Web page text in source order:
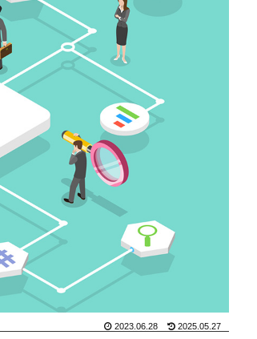
2023.06.28 2025.05.27